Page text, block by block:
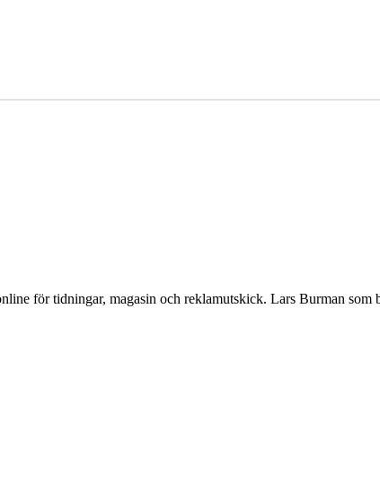
för tidningar, magasin och reklamutskick. Lars Burman som